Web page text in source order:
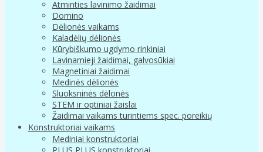
Atminties lavinimo žaidimai
Domino
Dėlionės vaikams
Kaladėlių dėlionės
Kūrybiškumo ugdymo rinkiniai
Lavinamieji žaidimai, galvosūkiai
Magnetiniai žaidimai
Medinės dėlionės
Sluoksninės dėlonės
STEM ir optiniai žaislai
Žaidimai vaikams turintiems spec. poreikių
Konstruktoriai vaikams
Mediniai konstruktoriai
PLUS PLUS konstruktoriai